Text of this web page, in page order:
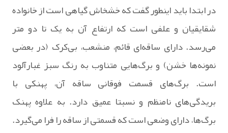
در ابتدا باید اینطور گفت که خشخاش گیاهی است از خانواده
شقایقیان و علفی است که ارتفاع آن به یک تا دو متر
می‌رسد. دارای ساقه‌ای قائم، منشعب، بی‌کرک (در بعضی
نمونه‌ها خشن) و برگ‌هایی متناوب به رنگ سبز غبارآلود
است. برگ‌های قسمت فوقانی ساقه آن، پهنکی با
بریدگی‌های نامنظم و نسبتا عمیق دارد. به علاوه پهنک
برگ‌ها، دارای وضعی است که قسمتی از ساقه را فرا می‌گیرد.